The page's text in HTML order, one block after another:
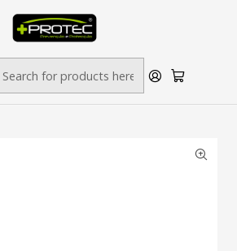
ESTAMPADOS/BORDADOS // SINALÉTICA:
CONSULTA
Calçado de Proteção
de Proteção, Refª NOBOA